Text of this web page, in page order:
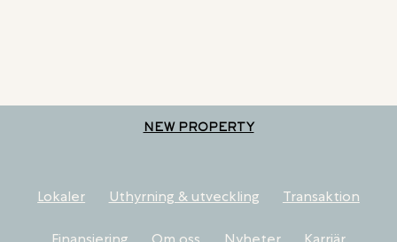
NEW PROPERTY
Lokaler Uthyrning & utveckling Transaktion